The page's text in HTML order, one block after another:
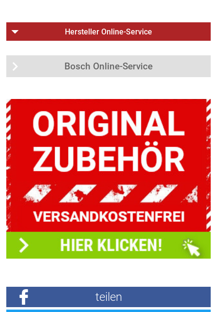
Hersteller Online-Service
Bosch Online-Service
teilen